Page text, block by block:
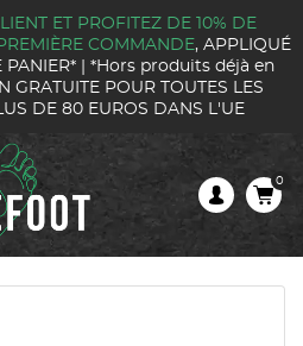
ET PROFITEZ DE 10% DE
COMMANDE, APPLIQUÉ
| *Hors produits déjà en
GRATUITE POUR TOUTES LES
DE 80 EUROS DANS L'UE
0